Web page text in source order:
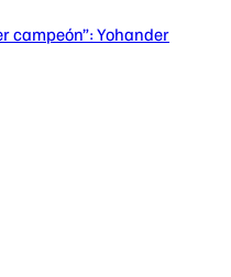
campeón”: Yohander